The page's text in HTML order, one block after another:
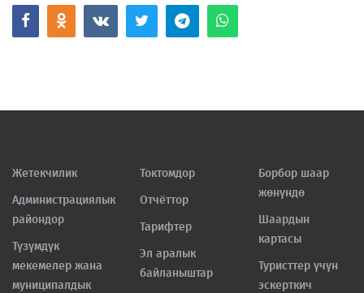
Жетекчилик
Администрациялык
райондор
Түзүмдүк
мекемелер жана
муниципалдык
Токтомдор
Отчёттор
Тарифтер
Эл аралык
байланыштар
Борбор шаар
жөнүндө
Шаардын
картасы
Туристтер үчүн
эскерткич